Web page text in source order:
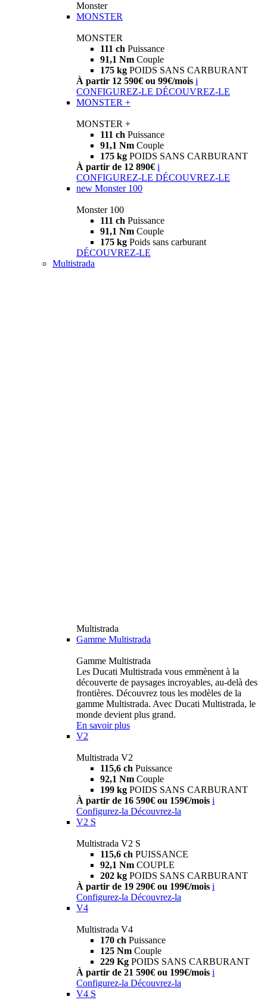
Monster
MONSTER
MONSTER
111 ch Puissance
91,1 Nm Couple
175 kg POIDS SANS CARBURANT
À partir 12 590€ ou 99€/mois i
CONFIGUREZ-LE DÉCOUVREZ-LE
MONSTER +
MONSTER +
111 ch Puissance
91,1 Nm Couple
175 kg POIDS SANS CARBURANT
À partir de 12 890€ i
CONFIGUREZ-LE DÉCOUVREZ-LE
new Monster 100
Monster 100
111 ch Puissance
91,1 Nm Couple
175 kg Poids sans carburant
DÉCOUVREZ-LE
Multistrada
Multistrada
Gamme Multistrada
Gamme Multistrada
Les Ducati Multistrada vous emmènent à la
découverte de paysages incroyables, au-delà des
frontières. Découvrez tous les modèles de la
gamme Multistrada. Avec Ducati Multistrada, le
monde devient plus grand.
En savoir plus
V2
Multistrada V2
115,6 ch Puissance
92,1 Nm Couple
199 kg POIDS SANS CARBURANT
À partir de 16 590€ ou 159€/mois i
Configurez-la Découvrez-la
V2 S
Multistrada V2 S
115,6 ch PUISSANCE
92,1 Nm COUPLE
202 kg POIDS SANS CARBURANT
À partir de 19 290€ ou 199€/mois i
Configurez-la Découvrez-la
V4
Multistrada V4
170 ch Puissance
125 Nm Couple
229 Kg POIDS SANS CARBURANT
À partir de 21 590€ ou 199€/mois i
Configurez-la Découvrez-la
V4 S